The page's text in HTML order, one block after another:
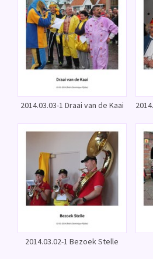
2014.03.03-1 Draai van de Kaai
2014.03.02-1 Bezoek Stelle